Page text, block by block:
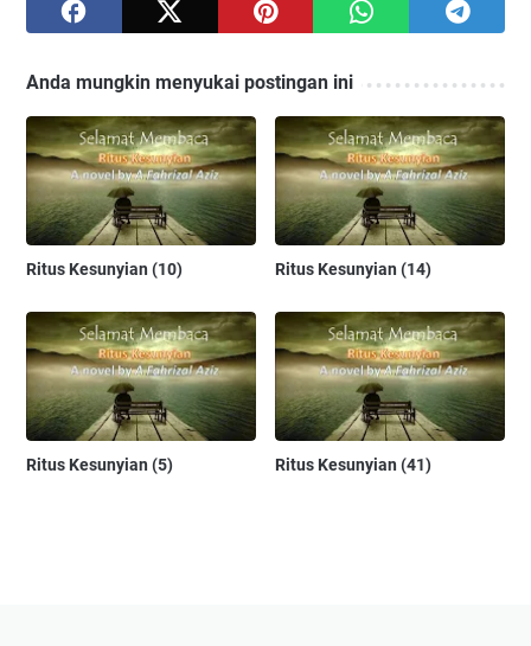
Anda mungkin menyukai postingan ini
Ritus Kesunyian (10) Ritus Kesunyian (14)
Ritus Kesunyian (5) Ritus Kesunyian (41)